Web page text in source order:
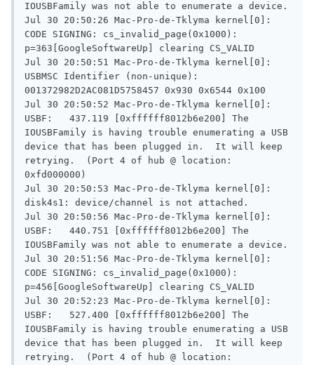
IOUSBFamily was not able to enumerate a device.
Jul 30 20:50:26 Mac-Pro-de-Tklyma kernel[0]:
CODE SIGNING: cs_invalid_page(0x1000):
p=363[GoogleSoftwareUp] clearing CS_VALID
Jul 30 20:50:51 Mac-Pro-de-Tklyma kernel[0]:
USBMSC Identifier (non-unique):
001372982D2AC081D5758457 0x930 0x6544 0x100
Jul 30 20:50:52 Mac-Pro-de-Tklyma kernel[0]:
USBF:	437.119	[0xffffff8012b6e200] The
IOUSBFamily is having trouble enumerating a USB
device that has been plugged in.  It will keep
retrying.  (Port 4 of hub @ location:
0xfd000000)
Jul 30 20:50:53 Mac-Pro-de-Tklyma kernel[0]:
disk4s1: device/channel is not attached.
Jul 30 20:50:56 Mac-Pro-de-Tklyma kernel[0]:
USBF:	440.751	[0xffffff8012b6e200] The
IOUSBFamily was not able to enumerate a device.
Jul 30 20:51:56 Mac-Pro-de-Tklyma kernel[0]:
CODE SIGNING: cs_invalid_page(0x1000):
p=456[GoogleSoftwareUp] clearing CS_VALID
Jul 30 20:52:23 Mac-Pro-de-Tklyma kernel[0]:
USBF:	527.400	[0xffffff8012b6e200] The
IOUSBFamily is having trouble enumerating a USB
device that has been plugged in.  It will keep
retrying.  (Port 4 of hub @ location: